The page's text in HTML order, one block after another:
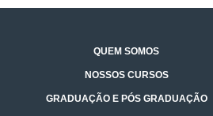
QUEM SOMOS
NOSSOS CURSOS
GRADUAÇÃO E PÓS GRADUAÇÃO